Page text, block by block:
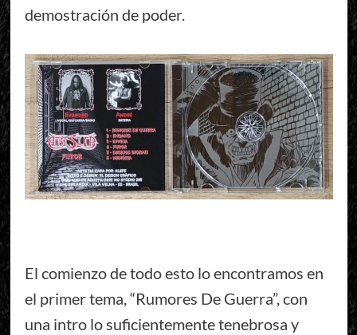
demostración de poder.
El comienzo de todo esto lo encontramos en
el primer tema, “Rumores De Guerra”, con
una intro lo suficientemente tenebrosa y